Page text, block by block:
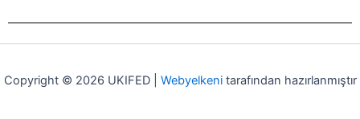
Copyright © 2026 UKIFED | Webyelkenitarafından hazırlanmıştır